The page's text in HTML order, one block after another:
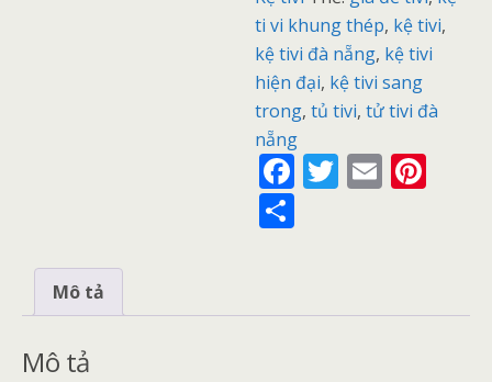
ti vi khung thép, kệ tivi,
kệ tivi đà nẵng, kệ tivi
hiện đại, kệ tivi sang
trong,tủ tivi,tử tivi đà
nẵng
F
o
T E
st
e
Mô tả
Mô tả